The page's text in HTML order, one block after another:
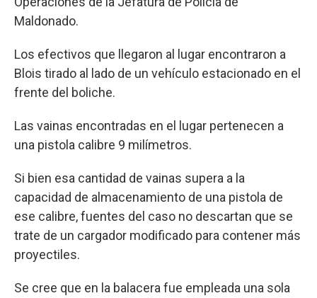
Maldonado.
Los efectivos que llegaron al lugar encontraron a
Blois tirado al lado de un vehículo estacionado en el
frente del boliche.
Las vainas encontradas en el lugar pertenecen a
una pistola calibre 9 milímetros.
Si bien esa cantidad de vainas supera a la
capacidad de almacenamiento de una pistola de
ese calibre, fuentes del caso no descartan que se
trate de un cargador modificado para contener más
proyectiles.
Se cree que en la balacera fue empleada una sola